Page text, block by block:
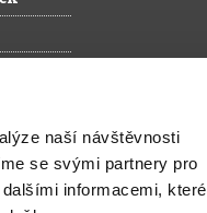
naší návštěvnosti
se svými partnery pro
informacemi, které